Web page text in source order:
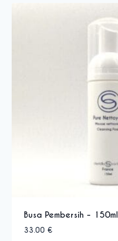
Busa Pembersih - 150ml
33.00 €